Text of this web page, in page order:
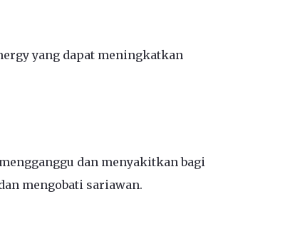
yang dapat meningkatkan
dan menyakitkan bagi
mengobati sariawan.